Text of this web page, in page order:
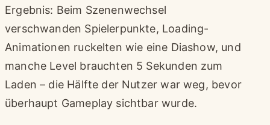
Ergebnis: Beim Szenenwechsel
verschwanden Spielerpunkte, Loading-
Animationen ruckelten wie eine Diashow, und
manche Level brauchten 5 Sekunden zum
Laden – die Hälfte der Nutzer war weg, bevor
überhaupt Gameplay sichtbar wurde.